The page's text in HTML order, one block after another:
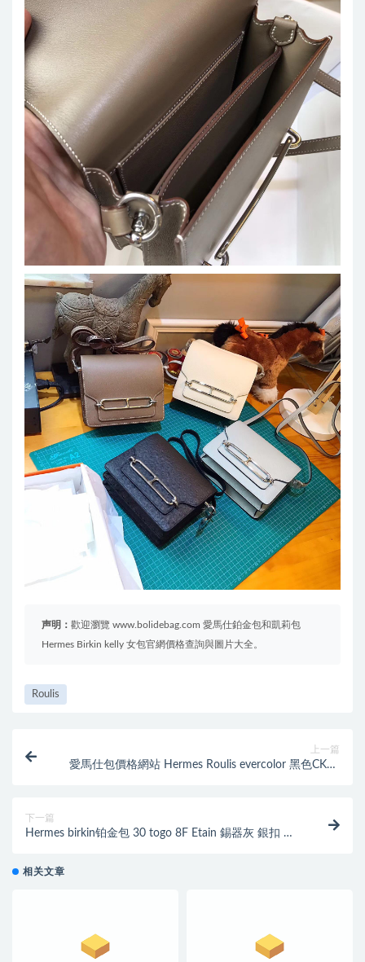
声明： 歡迎瀏覽 www.bolidebag.com 愛馬仕鉑金包和凱莉包
Hermes Birkin kelly 女包官網價格查詢與圖片大全。
Roulis
上一篇
愛馬仕包價格網站 Hermes Roulis evercolor 黑色CK89
下一篇
Hermes birkin铂金包 30 togo 8F Etain 錫器灰 銀扣 氣
相关文章